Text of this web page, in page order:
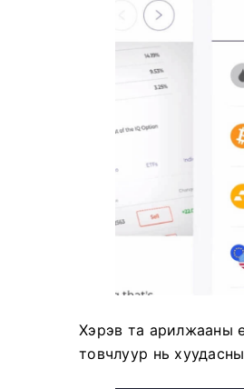
Хэрэв та арилжааны
товчлуур нь